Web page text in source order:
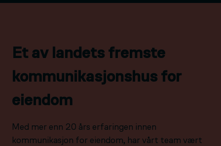
Et av landets fremste
kommunikasjonshus for
eiendom
Med mer enn 20 års erfaringen innen
kommunikasjon for eiendom, har vårt team vært